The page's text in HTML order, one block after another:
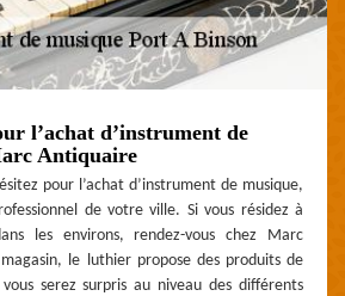
l’achat d’instrument de
Antiquaire
pour l’achat d’instrument de musique,
de votre ville. Si vous résidez à
les environs, rendez-vous chez Marc
le luthier propose des produits de
serez surpris au niveau des différents